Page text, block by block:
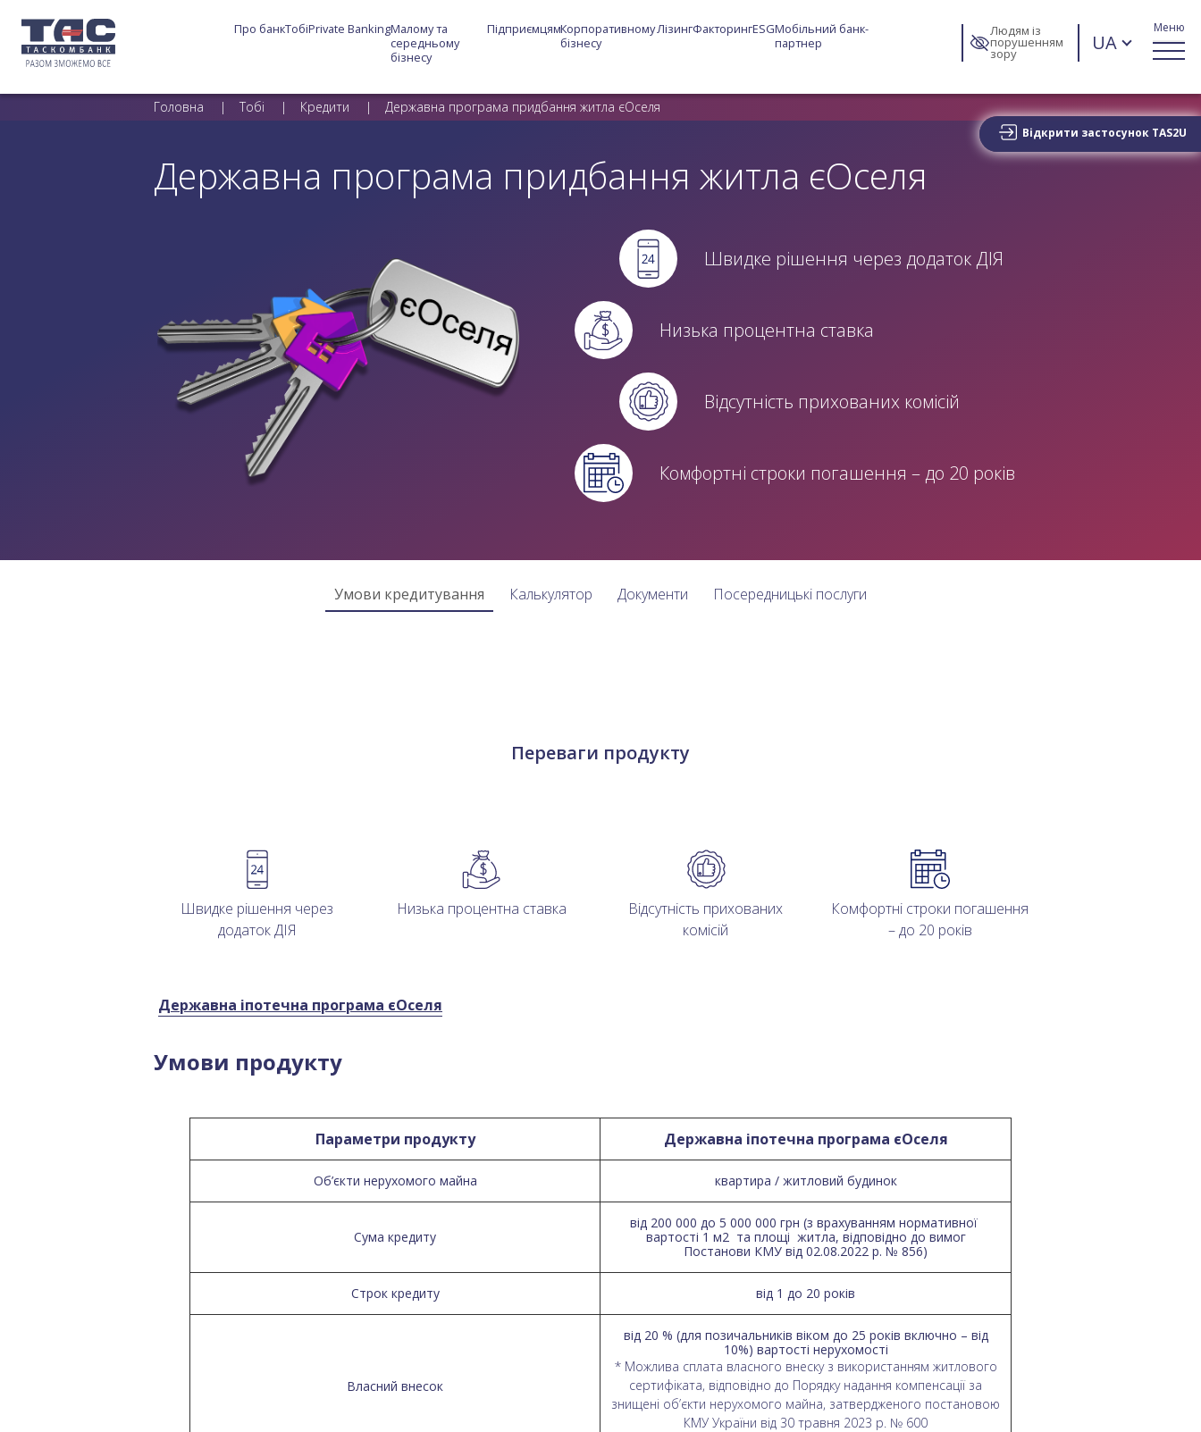
Про банкТобіPrivate BankingМалому та
середньому
бізнесу
ПідприємцямКорпоративному
бізнесу
ЛізингФакторингESGМобільний банк-
партнер
Людям із
порушенням
зору UA
Відкрити застосунок TAS2U
Меню
Головна Тобі Кредити Державна програма придбання житла єОселя
Державна програма придбання житла єОселя
Швидке рішення через додаток ДІЯ
Низька процентна ставка
Відсутність прихованих комісій
Комфортні строки погашення – до 20 років
Умови кредитування Калькулятор Документи Посередницькі послуги
Переваги продукту
Швидке рішення через
додаток ДІЯ
Низька процентна ставка
Відсутність прихованих
комісій
Комфортні строки погашення
– до 20 років
Державна іпотечна програма єОселя
Умови продукту
Параметри продукту Державна іпотечна програма єОселя
Об’єкти нерухомого майна квартира / житловий будинок
Сума кредиту
від 200 000 до 5 000 000 грн (з врахуванням нормативної
вартості 1 м2 та площі житла, відповідно до вимог
Постанови КМУ від 02.08.2022 р. № 856)
Строк кредиту від 1 до 20 років
Власний внесок
від 20 % (для позичальників віком до 25 років включно – від
10%) вартості нерухомості
* Можлива сплата власного внеску з використанням житлового
сертифіката, відповідно до Порядку надання компенсації за
знищені об’єкти нерухомого майна, затвердженого постановою
КМУ України від 30 травня 2023 р. № 600